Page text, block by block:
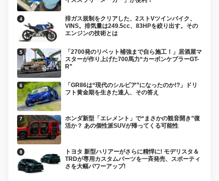
排ガス規制をクリアした、2ストVツインバイク、
VINS。排気量は249.5cc、83HPを絞り出す。その
エンジンの技術とは
「2700発のリベット補強まで自ら施工！」居酒屋マ
スターが作り上げた700馬力“カーボンケブラーGT-
R”
「GR86は“現代のシルビア”になったのか!?」ドリ
フト黄金期を生きた達人、その答え
ホンダ新型「エレメント」で“まさかの観音開き”復
活か？ あの個性派SUVが帰ってくる可能性
トヨタ 新型ハリアーがさらに精悍に! モデリスタ＆
TRDが専用カスタムパーツを一斉発売、スポーティ
さを大幅パワーアップ!